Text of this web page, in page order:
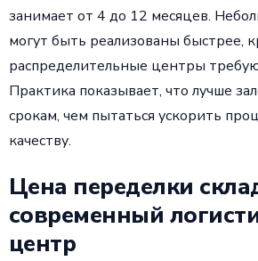
занимает от 4 до 12 месяцев.
могут быть реализованы быстрее,
распределительные центры
Практика показывает, что лучше
срокам, чем пытаться ускорить
качеству.
Цена переделки
современный
центр